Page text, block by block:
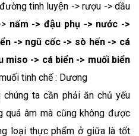
tinh luyện -> rượu -> dầu
nấm -> đậu phụ -> nước ->
-> ngũ cốc -> sò hến -> cá
miso -> cá biển -> muối biển
tinh chế : Dương
ta cần phải ăn chủ yếu
quá âm mà cũng không được
loại thực phẩm ở giữa là tốt